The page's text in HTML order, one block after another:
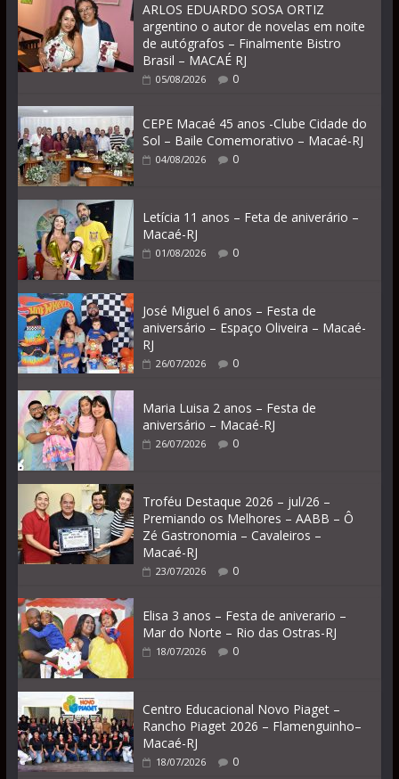
ARLOS EDUARDO SOSA ORTIZ
argentino o autor de novelas em noite
de autógrafos – Finalmente Bistro
Brasil – MACAÉ RJ
05/08/2026 0
CEPE Macaé 45 anos -Clube Cidade do
Sol – Baile Comemorativo – Macaé-RJ
04/08/2026 0
Letícia 11 anos – Feta de aniverário –
Macaé-RJ
01/08/2026 0
José Miguel 6 anos – Festa de
aniversário – Espaço Oliveira – Macaé-
RJ
26/07/2026 0
Maria Luisa 2 anos – Festa de
aniversário – Macaé-RJ
26/07/2026 0
Troféu Destaque 2026 – jul/26 –
Premiando os Melhores – AABB – Ô
Zé Gastronomia – Cavaleiros –
Macaé-RJ
23/07/2026 0
Elisa 3 anos – Festa de aniverario –
Mar do Norte – Rio das Ostras-RJ
18/07/2026 0
Centro Educacional Novo Piaget –
Rancho Piaget 2026 – Flamenguinho–
Macaé-RJ
18/07/2026 0